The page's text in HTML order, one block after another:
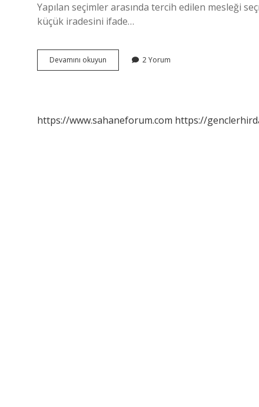
Yapılan seçimler arasında tercih edilen mesleği
küçük iradesini ifade…
Devamını okuyun
Ne
2 Yorum
https://www.sahaneforum.com https://